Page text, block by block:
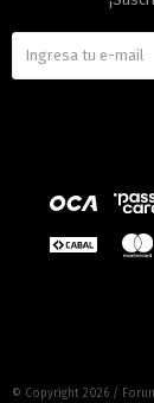
© Copyright 2026 /